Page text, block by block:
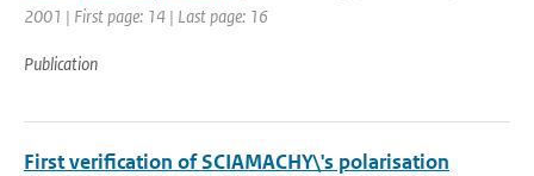
2001 | First page: 14 | Last page: 16
Publication
First verification of SCIAMACHY\'s polarisation